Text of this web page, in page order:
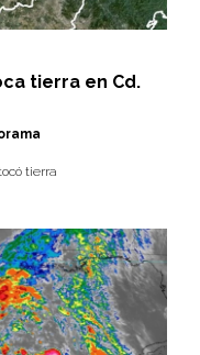
tierra en Cd.
tierra